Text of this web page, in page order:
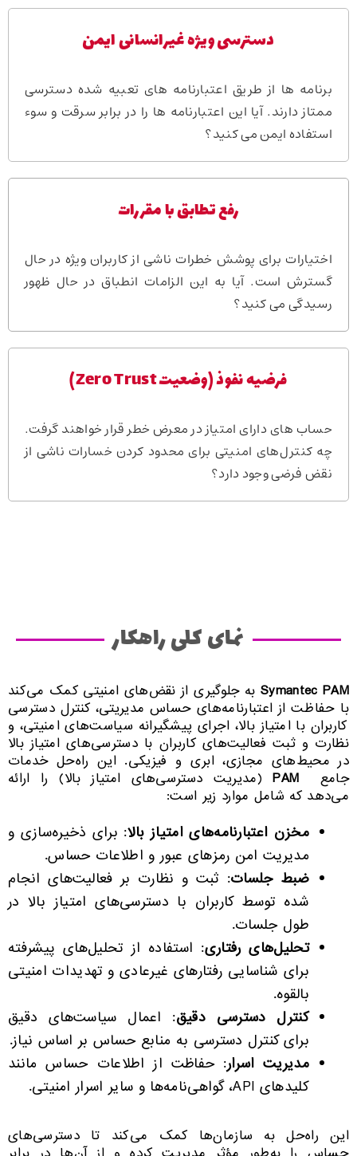
دسترسی ویژه غیرانسانی ایمن
برنامه ها از طریق اعتبارنامه های تعبیه شده دسترسی
ممتاز دارند. آیا این اعتبارنامه ها را در برابر سرقت و سوء
استفاده ایمن می کنید؟
رفع تطابق با مقررات
اختیارات برای پوشش خطرات ناشی از کاربران ویژه در حال
گسترش است. آیا به این الزامات انطباق در حال ظهور
رسیدگی می کنید؟
فرضیه نفوذ (وضعیت Zero Trust)
حساب های دارای امتیاز در معرض خطر قرار خواهند گرفت.
چه کنترل‌های امنیتی برای محدود کردن خسارات ناشی از
نقض فرضی وجود دارد؟
نمای کلی راهکار
Symantec PAMبه جلوگیری از نقض‌های امنیتی کمک می‌کند
با حفاظت از اعتبارنامه‌های حساس مدیریتی، کنترل دسترسی
کاربران با امتیاز بالا، اجرای پیشگیرانه سیاست‌های امنیتی، و
نظارت و ثبت فعالیت‌های کاربران با دسترسی‌های امتیاز بالا
در محیط‌های مجازی، ابری و فیزیکی. این راه‌حل خدمات
جامع PAM(مدیریت دسترسی‌های امتیاز بالا) را ارائه
می‌دهد که شامل موارد زیر است:
مخزن اعتبارنامه‌های امتیاز بالا: برای ذخیره‌سازی و
مدیریت امن رمزهای عبور و اطلاعات حساس.
ضبط جلسات: ثبت و نظارت بر فعالیت‌های انجام
شده توسط کاربران با دسترسی‌های امتیاز بالا در
طول جلسات.
تحلیل‌های رفتاری: استفاده از تحلیل‌های پیشرفته
برای شناسایی رفتارهای غیرعادی و تهدیدات امنیتی
بالقوه.
کنترل دسترسی دقیق: اعمال سیاست‌های دقیق
برای کنترل دسترسی به منابع حساس بر اساس نیاز.
مدیریت اسرار: حفاظت از اطلاعات حساس مانند
کلیدهای API، گواهی‌نامه‌ها و سایر اسرار امنیتی.
این راه‌حل به سازمان‌ها کمک می‌کند تا دسترسی‌های